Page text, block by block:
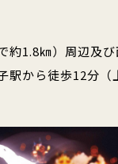
1.8㎞）周辺及び
から徒歩12分（